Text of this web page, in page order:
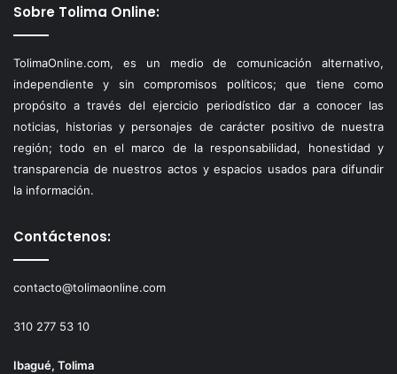
Sobre Tolima Online:
TolimaOnline.com, es un medio de comunicación alternativo,
independiente y sin compromisos políticos; que tiene como
propósito a través del ejercicio periodístico dar a conocer las
noticias, historias y personajes de carácter positivo de nuestra
región; todo en el marco de la responsabilidad, honestidad y
transparencia de nuestros actos y espacios usados para difundir
la información.
Contáctenos:
contacto@tolimaonline.com
310 277 53 10
Ibagué, Tolima